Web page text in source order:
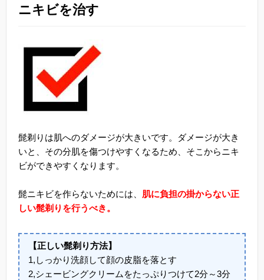
ニキビを治す
髭剃りは肌へのダメージが大きいです。ダメージが大き
いと、その分肌を傷つけやすくなるため、そこからニキ
ビができやすくなります。
髭ニキビを作らないためには、 肌に負担の掛からない正
しい髭剃りを行うべき。
【正しい髭剃り方法】
1,しっかり洗顔して顔の皮脂を落とす
2,シェービングクリームをたっぷりつけて2分～3分